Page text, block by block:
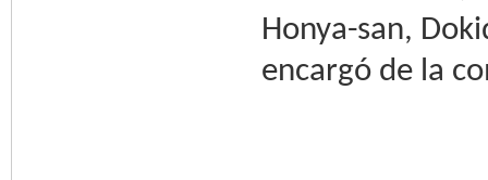
Honya-san,
encargó de la